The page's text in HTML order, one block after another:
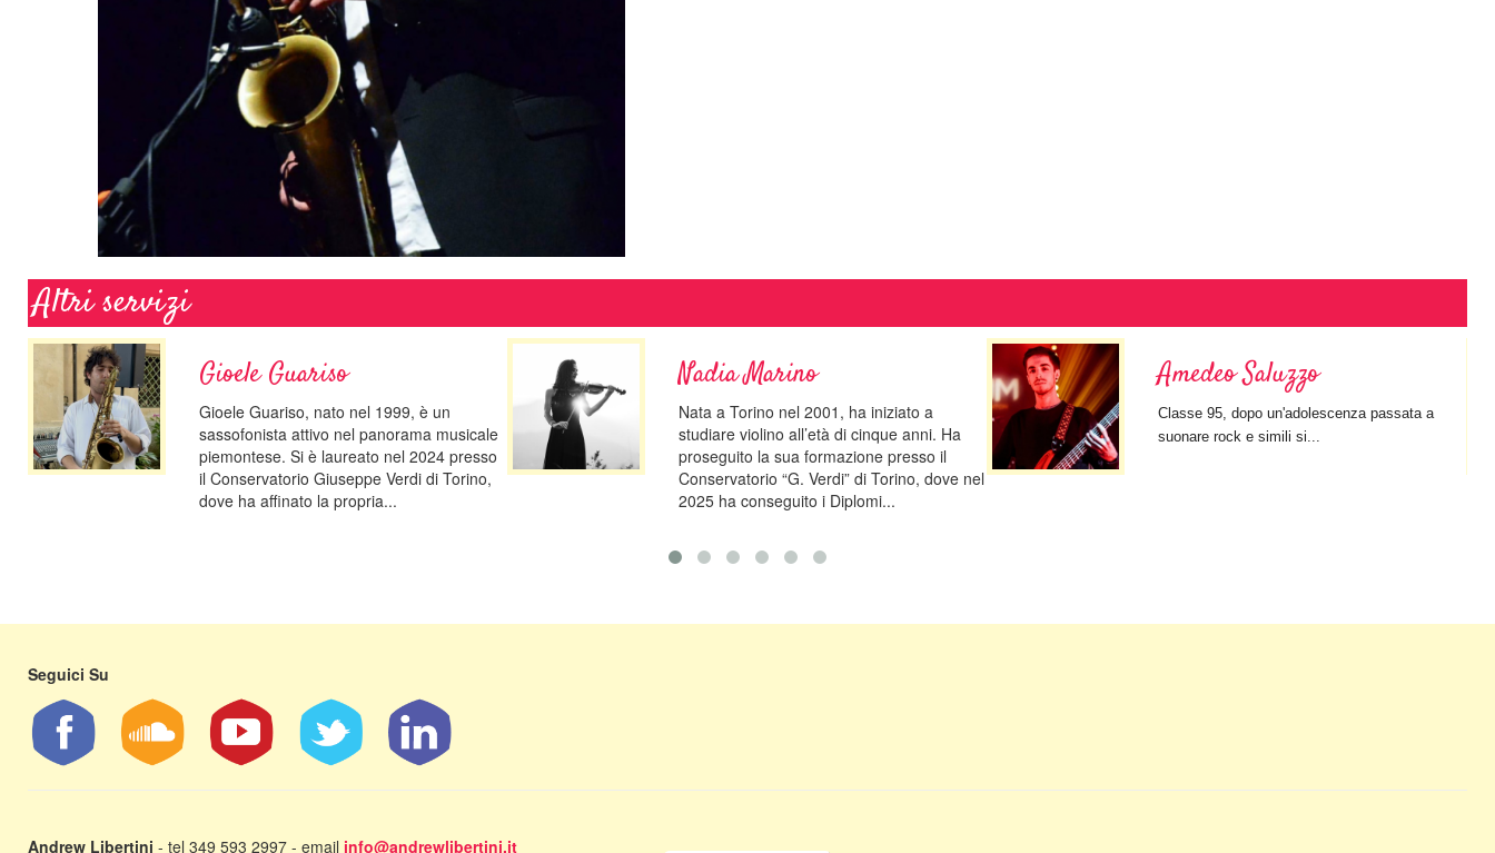
Altri servizi
Gioele Guariso
Gioele Guariso, nato nel 1999, è un
sassofonista attivo nel panorama musicale
piemontese. Si è laureato nel 2024 presso
il Conservatorio Giuseppe Verdi di Torino,
dove ha affinato la propria...
Nadia Marino
Nata a Torino nel 2001, ha iniziato a
studiare violino all’età di cinque anni. Ha
proseguito la sua formazione presso il
Conservatorio “G. Verdi” di Torino, dove nel
2025 ha conseguito i Diplomi...
Amedeo Saluzzo
Classe 95, dopo un'adolescenza passata a
suonare rock e simili si...
Seguici Su
Andrew Libertini - tel 349 593 2997 - email info@andrewlibertini.it